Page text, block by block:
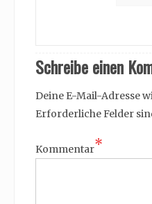
Schreibe einen
Deine E-Mail-Adresse
Erforderliche Felder
Kommentar*